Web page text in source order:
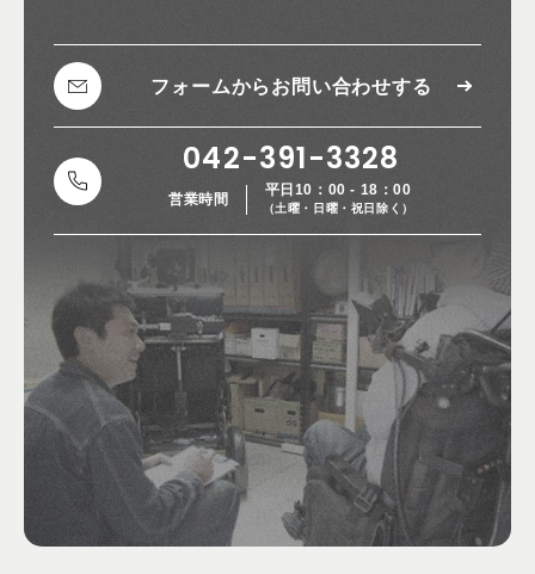
フォームから お問い合わせする
042-391-3328
営業時間
平日10：00 - 18：00
（土曜・日曜・祝日除く）